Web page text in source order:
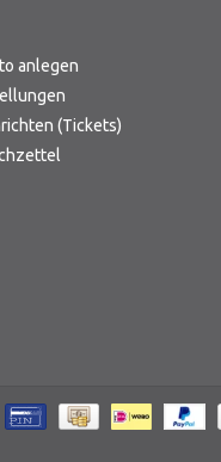
anlegen
(Tickets)